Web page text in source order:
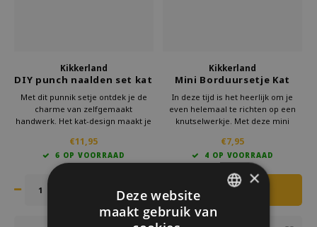
Kikkerland
DIY punch naalden set kat
Met dit punnik setje ontdek je de
charme van zelfgemaakt
handwerk. Het kat-design maakt je
kunt direct aan de slag en
eindeloos variëren met kleuren. Bij
Kikkerland vind je altijd iets nieuws
€11,95
6 OP VOORRAAD
Kikkerland
Mini Borduursetje Kat
In deze tijd is het heerlijk om je
even helemaal te richten op een
knutselwerkje. Met deze mini
lekker creatief bezig. Even geen
schermen, maar iets moois
€7,95
4 OP VOORRAAD
DUTCH
×
Deze website
maakt gebruik van